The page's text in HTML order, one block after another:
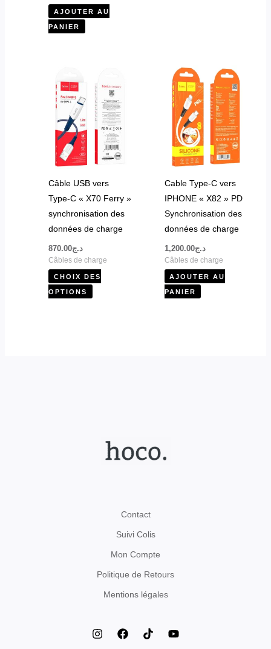
AJOUTER AU
PANIER
Câble USB vers
Type-C « X70 Ferry »
synchronisation des
données de charge
د.ج870.00
Câbles de charge
CHOIX DES
OPTIONS
produit
a
plusieurs
variations.
Les
options
être
choisies
sur
du
produit
Cable Type-C vers
IPHONE « X82 » PD
Synchronisation des
données de charge
د.ج1,200.00
Câbles de charge
AJOUTER AU
PANIER
Contact
Suivi Colis
Mon Compte
Politique de Retours
Mentions légales